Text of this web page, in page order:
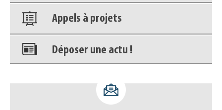
Appels à projets
Déposer une actu !
déconnecter)